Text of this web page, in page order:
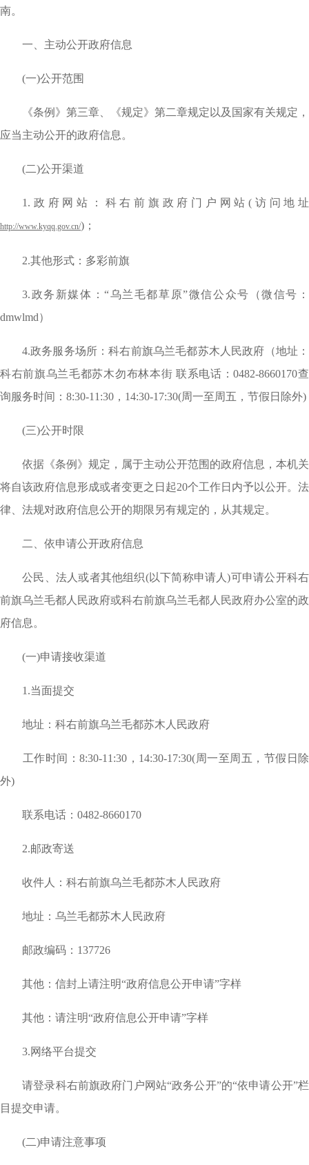
南。
一、主动公开政府信息
(一)公开范围
《条例》第三章、《规定》第二章规定以及国家有关规定，
应当主动公开的政府信息。
(二)公开渠道
1.政府网站：科右前旗政府门户网站(访问地址
http://www.kyqq.gov.cn/)；
2.其他形式：多彩前旗
3.政务新媒体：“乌兰毛都草原”微信公众号（微信号：
dmwlmd）
4.政务服务场所：科右前旗乌兰毛都苏木人民政府（地址：
科右前旗乌兰毛都苏木勿布林本街 联系电话：0482-8660170查
询服务时间：8:30-11:30，14:30-17:30(周一至周五，节假日除外)
(三)公开时限
依据《条例》规定，属于主动公开范围的政府信息，本机关
将自该政府信息形成或者变更之日起20个工作日内予以公开。法
律、法规对政府信息公开的期限另有规定的，从其规定。
二、依申请公开政府信息
公民、法人或者其他组织(以下简称申请人)可申请公开科右
前旗乌兰毛都人民政府或科右前旗乌兰毛都人民政府办公室的政
府信息。
(一)申请接收渠道
1.当面提交
地址：科右前旗乌兰毛都苏木人民政府
工作时间：8:30-11:30，14:30-17:30(周一至周五，节假日除
外)
联系电话：0482-8660170
2.邮政寄送
收件人：科右前旗乌兰毛都苏木人民政府
地址：乌兰毛都苏木人民政府
邮政编码：137726
其他：信封上请注明“政府信息公开申请”字样
其他：请注明“政府信息公开申请”字样
3.网络平台提交
请登录科右前旗政府门户网站“政务公开”的“依申请公开”栏
目提交申请。
(二)申请注意事项